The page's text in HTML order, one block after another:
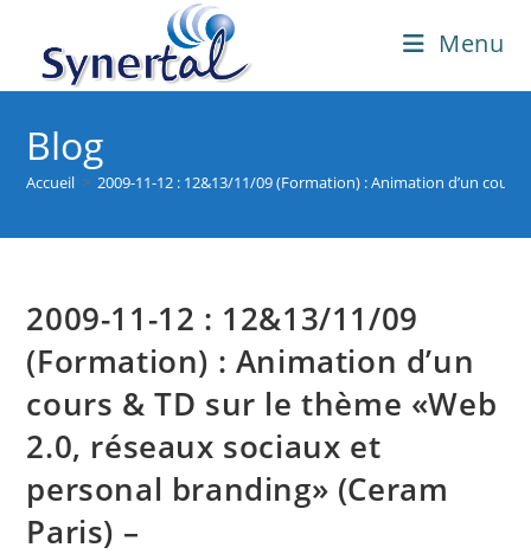
content
Menu
Blog
Accueil > 2009-11-12 : 12&13/11/09 (Formation) : Animation d’un
2009-11-12 : 12&13/11/09
(Formation) : Animation d’un
cours & TD sur le thème «Web
2.0, réseaux sociaux et
personal branding» (Ceram
Paris) –